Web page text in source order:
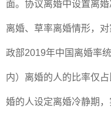
面。协议离婚中设置离
离婚、草率离婚情形，
政部2019年中国离婚率
内）离婚的人的比率仅
婚的人设定离婚冷静期